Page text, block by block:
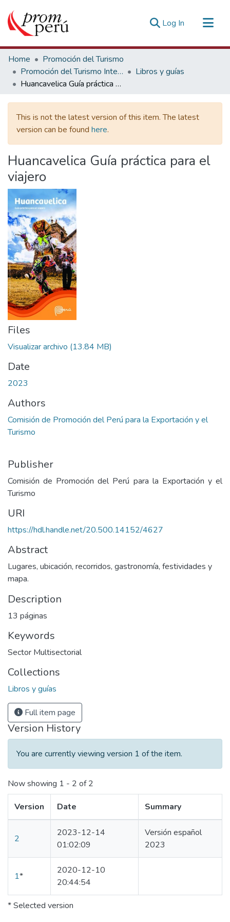
Log In (current)
Communities & Collections
All of DSpace
Statistics
Estadísticas Externas
Home
Promoción del Turismo
Promoción del Turismo Interno
Libros y guías
Huancavelica Guía práctica para el viajero
This is not the latest version of this item. The latest
version can be found here.
Huancavelica Guía práctica para el
viajero
Files
Visualizar archivo (13.84 MB)
Date
2023
Authors
Comisión de Promoción del Perú para la Exportación y el
Turismo
Publisher
Comisión de Promoción del Perú para la Exportación y el
Turismo
URI
https://hdl.handle.net/20.500.14152/4627
Abstract
Lugares, ubicación, recorridos, gastronomía, festividades y
mapa.
Description
13 páginas
Keywords
Sector Multisectorial
Collections
Libros y guías
Full item page
Version History
You are currently viewing version 1 of the item.
Now showing 1 - 2 of 2
Version Date Summary
2
2023-12-14
01:02:09
Versión español
2023
1*
2020-12-10
20:44:54
* Selected version